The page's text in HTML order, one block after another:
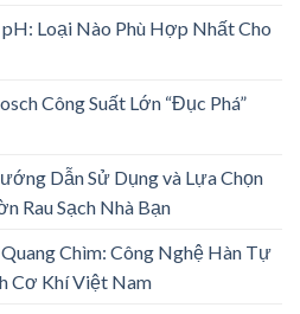
Loại Nào Phù Hợp Nhất Cho
Công Suất Lớn “Đục Phá”
Dẫn Sử Dụng và Lựa Chọn
Rau Sạch Nhà Bạn
Chìm: Công Nghệ Hàn Tự
Cơ Khí Việt Nam